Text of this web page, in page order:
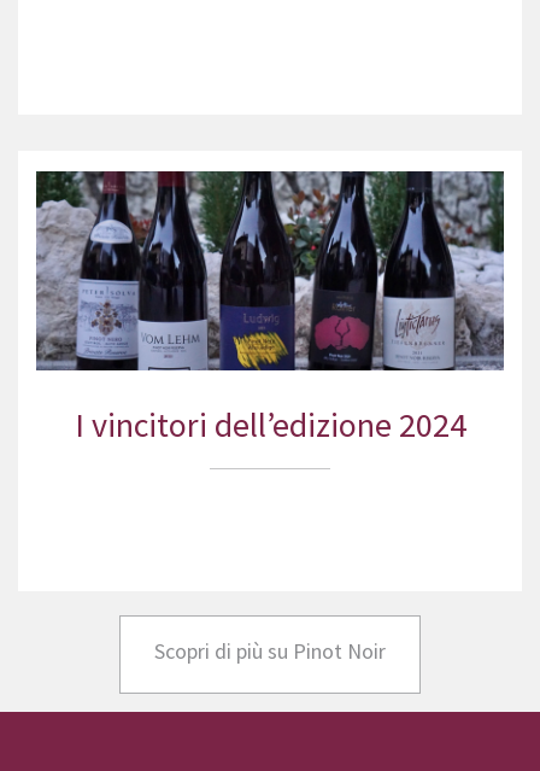
I vincitori dell’edizione 2024
Scopri di più su Pinot Noir